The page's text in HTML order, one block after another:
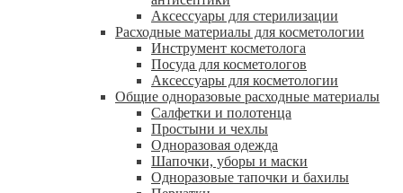
Аксессуары для стерилизации
Расходные материалы для косметологии
Инструмент косметолога
Посуда для косметологов
Аксессуары для косметологии
Общие одноразовые расходные материалы
Салфетки и полотенца
Простыни и чехлы
Одноразовая одежда
Шапочки, уборы и маски
Одноразовые тапочки и бахилы